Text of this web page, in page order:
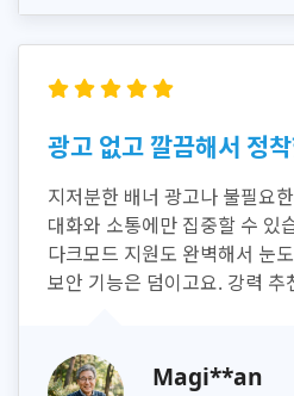
광고 없고 깔끔해서 정
지저분한 배너 광고나 불필요
대화와 소통에만 집중할 수 있
다크모드 지원도 완벽해서 눈
보안 기능은 덤이고요. 강력 추
Magi**an